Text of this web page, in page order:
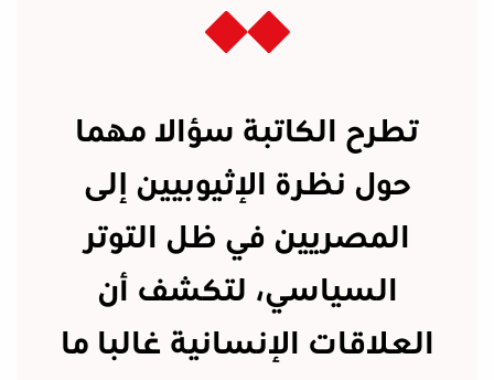
تطرح الكاتبة سؤالا مهما
حول نظرة الإثيوبيين إلى
المصريين في ظل التوتر
السياسي، لتكشف أن
العلاقات الإنسانية غالبا ما